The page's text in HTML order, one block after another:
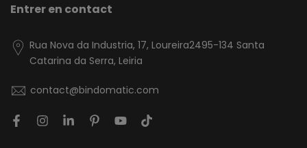
Entrer en contact
Rua Nova da Industria, 17, Loureira2495-134 Santa
Catarina da Serra, Leiria
contact@bindomatic.com